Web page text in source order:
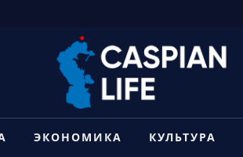
ЭКОНОМИКА КУЛЬТУРА